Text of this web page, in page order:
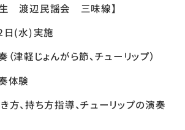
生 渡辺民謡会 三味線】
日(水)実施
津軽じょんがら節、チューリップ）
体験
、持ち方指導、チューリップの演奏